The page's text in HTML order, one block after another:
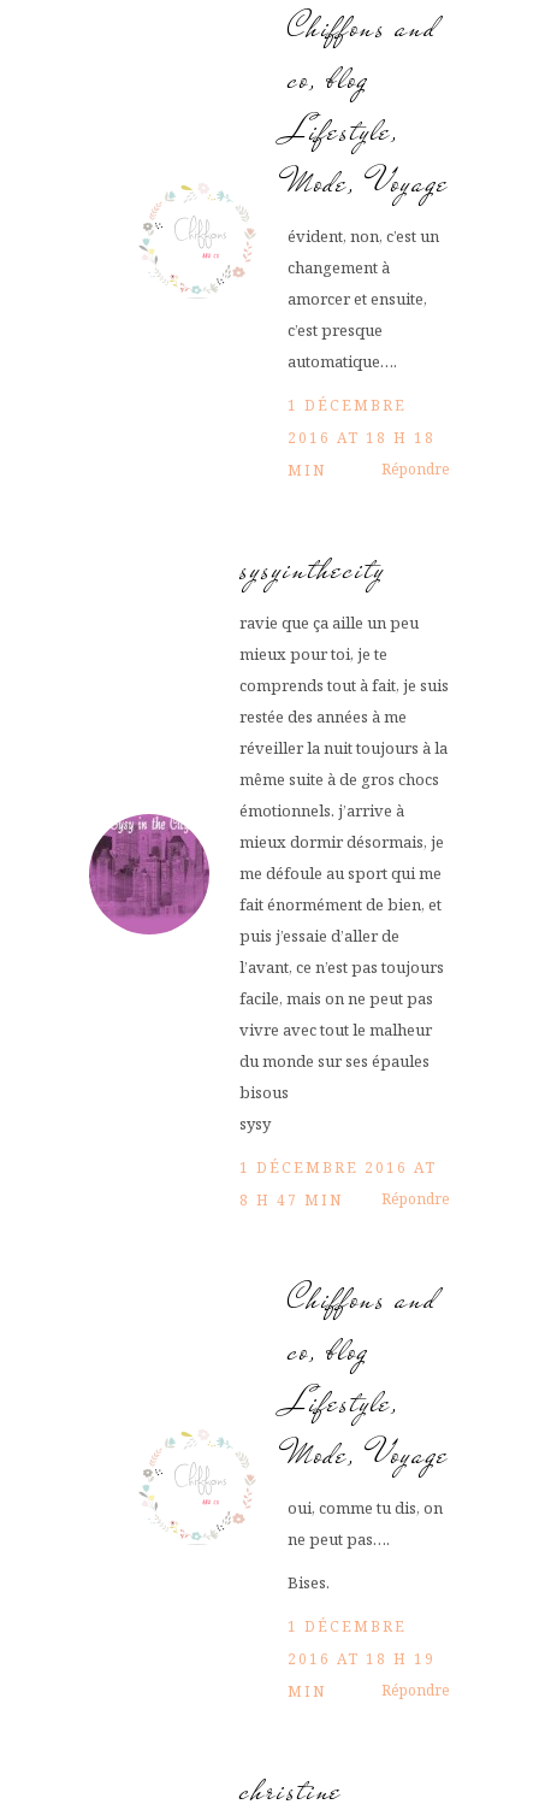
Chiffons and
co, blog
Lifestyle,
Mode, Voyage
évident, non, c’est un
changement à
amorcer et ensuite,
c’est presque
automatique….
1 DÉCEMBRE
2016 AT 18 H 18
MIN
Répondre
sysyinthecity
ravie que ça aille un peu
mieux pour toi, je te
comprends tout à fait, je suis
restée des années à me
réveiller la nuit toujours à la
même suite à de gros chocs
émotionnels. j’arrive à
mieux dormir désormais, je
me défoule au sport qui me
fait énormément de bien, et
puis j’essaie d’aller de
l’avant, ce n’est pas toujours
facile, mais on ne peut pas
vivre avec tout le malheur
du monde sur ses épaules
bisous
sysy
1 DÉCEMBRE 2016 AT
8 H 47 MIN
Répondre
Chiffons and
co, blog
Lifestyle,
Mode, Voyage
oui, comme tu dis, on
ne peut pas….
Bises.
1 DÉCEMBRE
2016 AT 18 H 19
MIN
Répondre
christine